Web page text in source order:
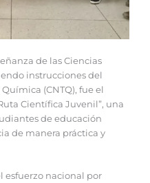
de las Ciencias
instrucciones del
(CNTQ), fue el
Científica Juvenil”, una
de educación
de manera práctica y
esfuerzo nacional por